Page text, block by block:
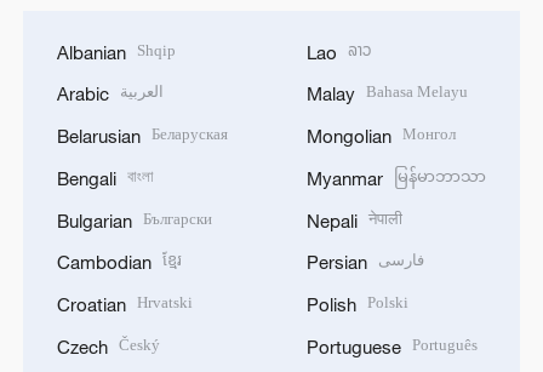
Albanian Shqip
Arabic العربية
Belarusian Беларуская
Bengali বাংলা
Bulgarian Български
Cambodian ខ្មែរ
Croatian Hrvatski
Czech Český
Lao ລາວ
Malay Bahasa Melayu
Mongolian Монгол
Myanmar မြန်မာဘာသာ
Nepali नेपाली
Persian فارسی
Polish Polski
Portuguese Português